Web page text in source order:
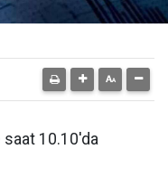
10.10'da